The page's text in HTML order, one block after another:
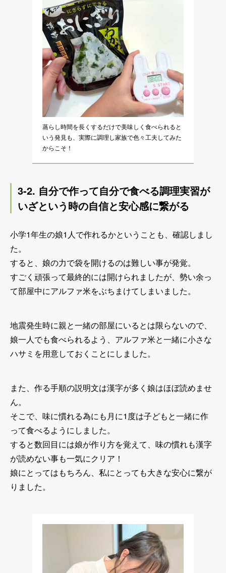
蒸らし時間を長くするだけで美味しく食べられると
いう発見も、実際に調理し家族で色々工夫してみた
からこそ！
3-2. 自分で作って自分で食べる調理実習が
いざという時の自信と安心感に繋がる
小学1年生の娘1人で作れるかということも、確認しまし
た。
すると、娘の力で袋を開けるのは難しい事が発覚。
すごく頑張って最終的には開けられましたが、勢い余っ
て部屋中にアルファ米をぶちまけてしまいました。
地震発生時に親と一緒の部屋にいるとは限らないので、
娘一人でも食べられるよう、アルファ米と一緒に小さな
ハサミを用意しておくことにしました。
また、作る手順の説明文は漢字が多く娘はほぼ読めませ
ん。
そこで、味に慣れる為にも月に1度は子どもと一緒に作
って食べるようにしました。
すると数回目には娘が作り方を覚えて、味の慣れも漢字
が読めない事も一気にクリア！
娘にとってはもちろん、私にとっても大きな安心に繋が
りました。